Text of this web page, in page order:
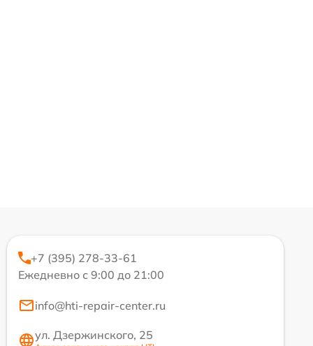
+7 (395) 278-33-61
Ежедневно с 9:00 до 21:00
info@hti-repair-center.ru
ул. Дзержинского, 25